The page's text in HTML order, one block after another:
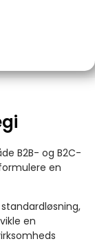
B2B- og B2C-
en
en